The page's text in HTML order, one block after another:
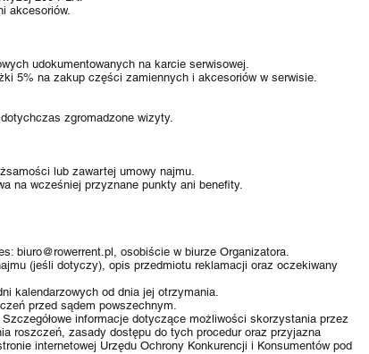
akcesoriów.
udokumentowanych na karcie serwisowej.
5% na zakup części zamiennych i akcesoriów w serwisie.
zgromadzone wizyty.
lub zawartej umowy najmu.
na wcześniej przyznane punkty ani benefity.
biuro@rowerrent.pl, osobiście w biurze Organizatora.
(jeśli dotyczy), opis przedmiotu reklamacji oraz oczekiwany
kalendarzowych od dnia jej otrzymania.
przed sądem powszechnym.
informacje dotyczące możliwości skorzystania przez
roszczeń, zasady dostępu do tych procedur oraz przyjazna
internetowej Urzędu Ochrony Konkurencji i Konsumentów pod